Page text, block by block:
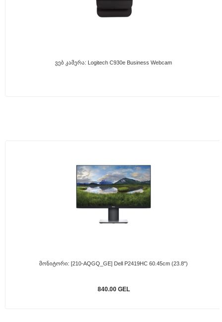
Ვებ Კამერა: Logitech C930e Business Webcam
Მონიტორი: [210-AQGQ_GE] Dell P2419HC 60.45cm (23.8")
840.00 GEL